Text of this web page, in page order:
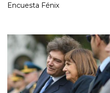
Encuesta Fénix